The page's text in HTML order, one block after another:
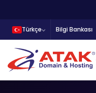
Türkçe Bilgi Bankası